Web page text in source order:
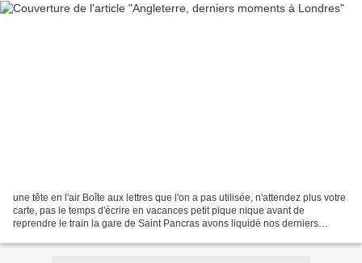
une tête en l'air Boîte aux lettres que l'on a pas utilisée, n'attendez plus votre
carte, pas le temps d'écrire en vacances petit pique nique avant de
reprendre le train la gare de Saint Pancras avons liquidé nos derniers